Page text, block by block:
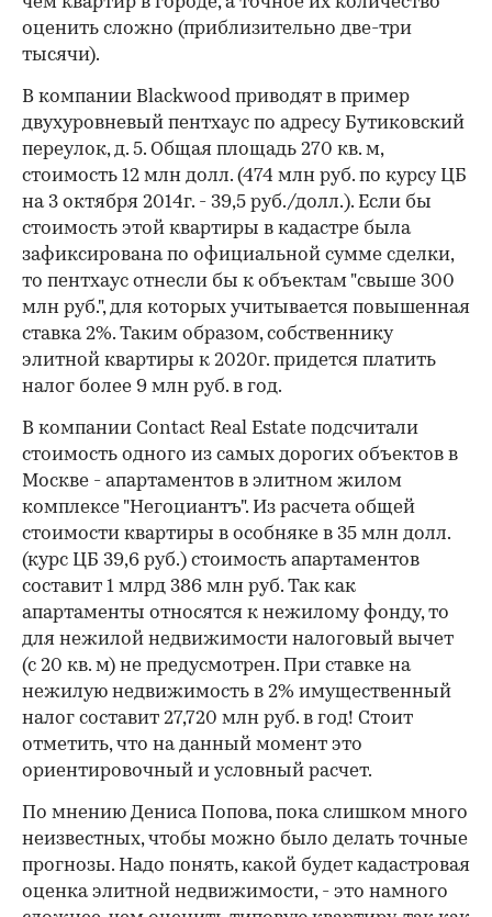
оценить сложно (приблизительно две-три
тысячи).
В компании Blackwood приводят в пример
двухуровневый пентхаус по адресу Бутиковский
переулок, д. 5. Общая площадь 270 кв. м,
стоимость 12 млн долл. (474 млн руб. по курсу ЦБ
на 3 октября 2014г. - 39,5 руб./долл.). Если бы
стоимость этой квартиры в кадастре была
зафиксирована по официальной сумме сделки,
то пентхаус отнесли бы к объектам "свыше 300
млн руб.", для которых учитывается повышенная
ставка 2%. Таким образом, собственнику
элитной квартиры к 2020г. придется платить
налог более 9 млн руб. в год.
В компании Contact Real Estate подсчитали
стоимость одного из самых дорогих объектов в
Москве - апартаментов в элитном жилом
комплексе "Негоциантъ". Из расчета общей
стоимости квартиры в особняке в 35 млн долл.
(курс ЦБ 39,6 руб.) стоимость апартаментов
составит 1 млрд 386 млн руб. Так как
апартаменты относятся к нежилому фонду, то
для нежилой недвижимости налоговый вычет
(с 20 кв. м) не предусмотрен. При ставке на
нежилую недвижимость в 2% имущественный
налог составит 27,720 млн руб. в год! Стоит
отметить, что на данный момент это
ориентировочный и условный расчет.
По мнению Дениса Попова, пока слишком много
неизвестных, чтобы можно было делать точные
прогнозы. Надо понять, какой будет кадастровая
оценка элитной недвижимости, - это намного